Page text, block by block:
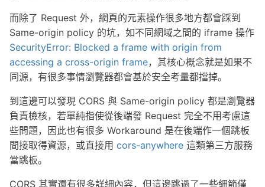
而除了 Request 外，網頁的元素操作很多地方都會踩到
Same-origin policy 的坑，如不同網域之間的 iframe 操作
SecurityError: Blocked a frame with origin from
accessing a cross-origin frame，其核心概念就是如果不
同源，有很多事情瀏覽器都會基於安全考量都擋掉。
到這邊可以發現 CORS 與 Same-origin policy 都是瀏覽器
負責檢核，若單純指使從後端發 Request 完全不用考慮這
些問題，因此也有很多 Workaround 是在後端作一個跳板
間接取得資源，或直接用 cors-anywhere 這類第三方服務
當跳板。
CORS 其實還有很多詳細內容，但這邊跳過了一些細節僅